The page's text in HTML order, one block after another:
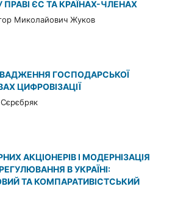
ПРАВІ ЄС ТА КРАЇНАХ-ЧЛЕНАХ
Миколайович Жуков
ГОСПОДАРСЬКОЇ
ЦИФРОВІЗАЦІЇ
АКЦІОНЕРІВ І МОДЕРНІЗАЦІЯ
В УКРАЇНІ:
ТА КОМПАРАТИВІСТСЬКИЙ